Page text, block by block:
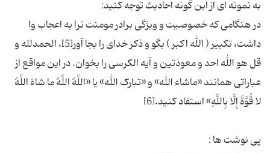
در هنگامی که خصوصیت و ویژگی برادر مومنت ترا به اعجاب وا
داشت، تکبیر ( الله اکبر ) بگو و ذکر خدای را بجا آور[5]، الحمدلله و
قل هو الله احد و معوذتین و آیه الکرسی را بخوان. در این مواقع از
عباراتی همانند «ماشاء الله» و «تبارک الله» یا «اللَّهُ اللَّهُ ما شاءَ اللَّهُ